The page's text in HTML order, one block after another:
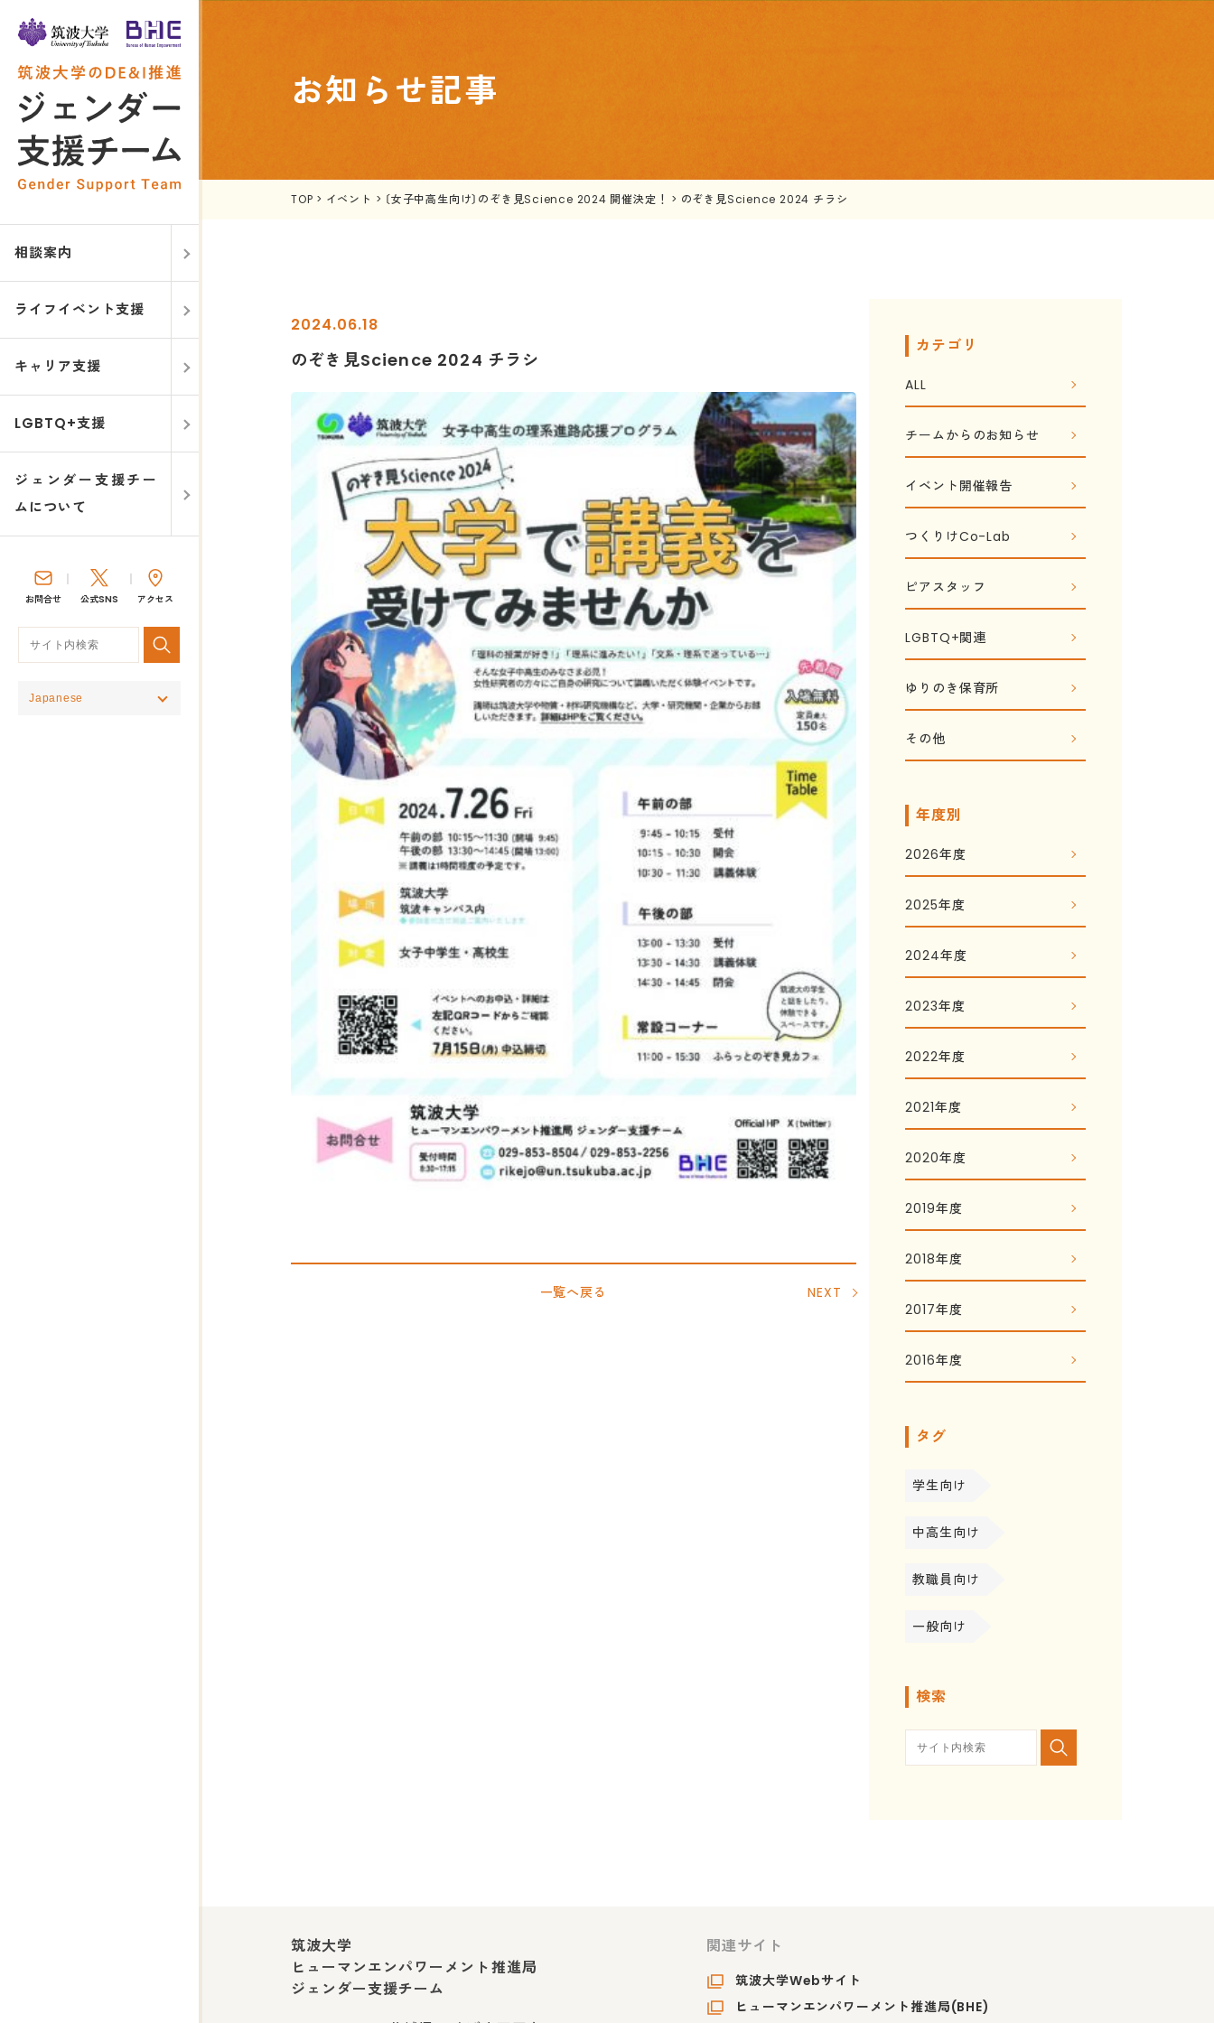
相談案内
ライフイベント支援
キャリア支援
LGBTQ+支援
ジェンダー支援チー
ムについて
お問合せ 公式SNS アクセス
お知らせ記事
TOP > イベント > 〔女子中高生向け〕のぞき見Science 2024 開催決定！ > のぞき見Science 2024 チラシ
2024.06.18
のぞき見Science 2024 チラシ
一覧へ戻る NEXT
カテゴリ
ALL
チームからのお知らせ
イベント開催報告
つくりけCo-Lab
ピアスタッフ
LGBTQ+関連
ゆりのき保育所
その他
年度別
2026年度
2025年度
2024年度
2023年度
2022年度
2021年度
2020年度
2019年度
2018年度
2017年度
2016年度
タグ
学生向け
中高生向け
教職員向け
一般向け
検索
筑波大学
ヒューマンエンパワーメント推進局
ジェンダー支援チーム
関連サイト
筑波大学Webサイト
ヒューマンエンパワーメント推進局(BHE)